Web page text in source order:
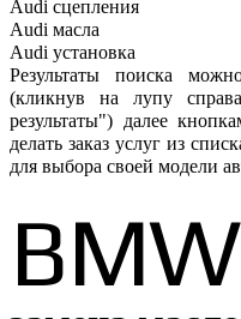
Audi сцепления
Audi масла
Audi установка
Результаты поиска
(кликнув на лупу
результаты") далее
делать заказ услуг из
для выбора своей модели
BMW